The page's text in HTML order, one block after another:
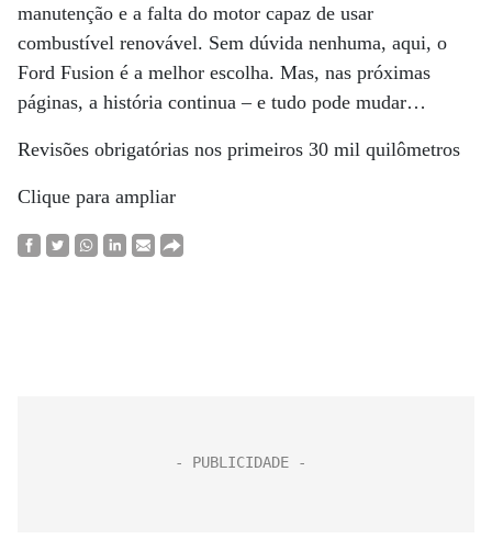
manutenção e a falta do motor capaz de usar
combustível renovável. Sem dúvida nenhuma, aqui, o
Ford Fusion é a melhor escolha. Mas, nas próximas
páginas, a história continua – e tudo pode mudar…
Revisões obrigatórias nos primeiros 30 mil quilômetros
Clique para ampliar